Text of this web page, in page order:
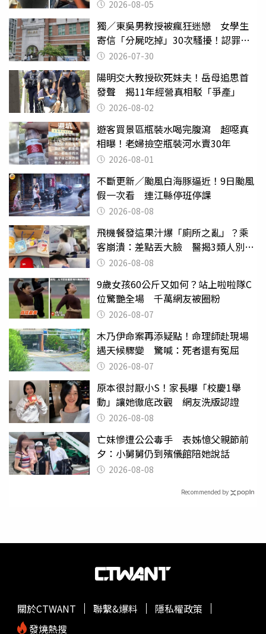
2026-08-05
獨／東吳男教授被瘋狂迷戀 女學生
寄信「分屍吃掉」30次騷擾！認罪免
關 2026-07-30
陽明交大教授砍死妹夫！岳母追思首
發聲 揭11年經營真相駁「爭產」
2026-08-02
遊客買景區瓶裝水喝完腹瀉 超噁真
相曝！老婦撿空瓶裝河水賣30年
2026-08-01
不斷更新／颱風白海豚逼近！9日颱風
假一次看 連江縣停班停課
2026-08-08
飛機餐發這果汁爆「廁所之亂」？乘
客崩潰：差點丟大臉 醫揭3類人別亂
喝 2026-08-08
9歲女孩60公斤又如何？站上啦啦隊C
位驚艷全場 千萬網友被圈粉
2026-08-07
木乃伊命案再添疑點！命理師赴現場
遇天候驟變 驚喊：死者還有冤屈
2026-08-07
原本很討厭小S！家長曝「校慶1舉
動」讓她徹底改觀 網友洗版認證
2026-08-08
亡妹慘遭公公毒手 表姊憶父親節前
夕：小舅舅仍到殯儀館陪她說話
2026-08-08
Recommended by
關於CTWANT 聯繫&爆料
隱私權政策
發燒熱搜